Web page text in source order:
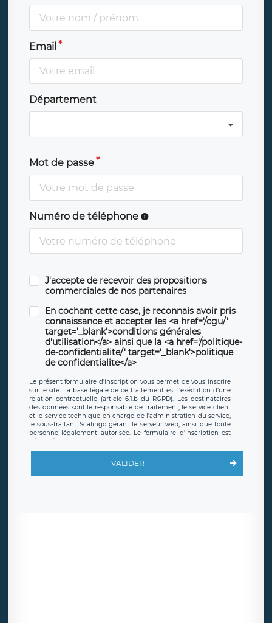
Email
Département
Mot de passe
Numéro de téléphone
J'accepte de recevoir des propositions
commerciales de nos partenaires
En cochant cette case, je reconnais avoir pris
connaissance et accepter les <a href='/cgu/'
target='_blank'>conditions générales
d'utilisation</a> ainsi que la <a href='/politique-
de-confidentialite/' target='_blank'>politique
de confidentialite</a>
Le présent formulaire d’inscription vous permet de vous inscrire
sur le site. La base légale de ce traitement est l’exécution d’une
relation contractuelle (article 6.1.b du RGPD). Les destinataires
des données sont le responsable de traitement, le service client
et le service technique en charge de l’administration du service,
le sous-traitant Scalingo gérant le serveur web, ainsi que toute
personne légalement autorisée. Le formulaire d’inscription est
offrant desclauses de protection conformes au RGPD. Les
en sollicite la suppression, étant entendu que vous pouvez
demander la suppression de vos données et retirer votre
VALIDER